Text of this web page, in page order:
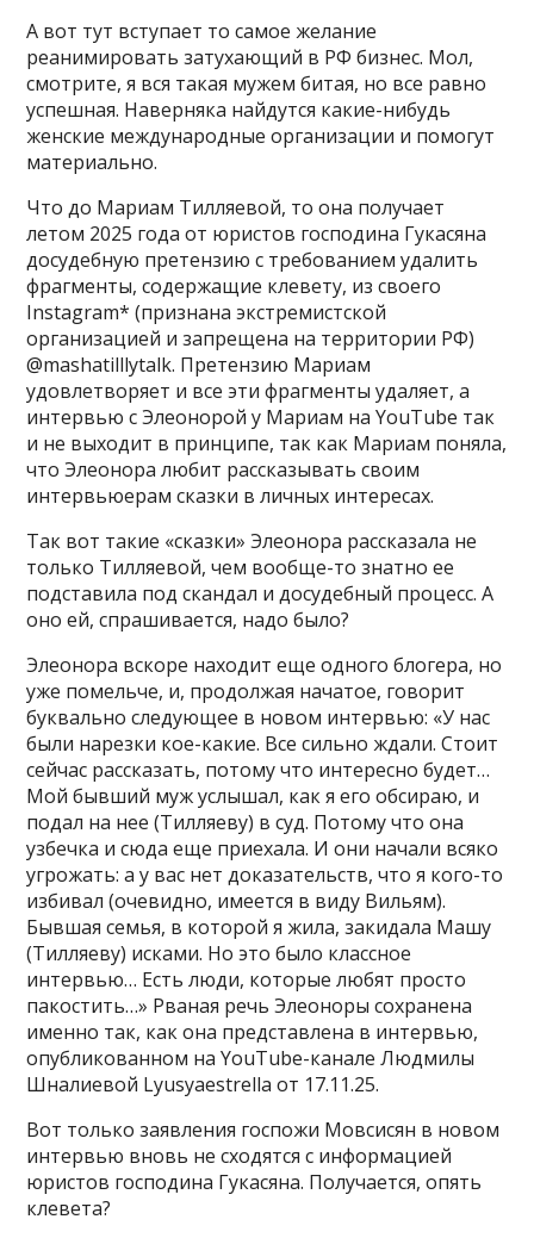
А вот тут вступает то самое желание
реанимировать затухающий в РФ бизнес. Мол,
смотрите, я вся такая мужем битая, но все равно
успешная. Наверняка найдутся какие-нибудь
женские международные организации и помогут
материально.
Что до Мариам Тилляевой, то она получает
летом 2025 года от юристов господина Гукасяна
досудебную претензию с требованием удалить
фрагменты, содержащие клевету, из своего
Instagram* (признана экстремистской
организацией и запрещена на территории РФ)
@mashatilllytalk. Претензию Мариам
удовлетворяет и все эти фрагменты удаляет, а
интервью с Элеонорой у Мариам на YouTube так
и не выходит в принципе, так как Мариам поняла,
что Элеонора любит рассказывать своим
интервьюерам сказки в личных интересах.
Так вот такие «сказки» Элеонора рассказала не
только Тилляевой, чем вообще-то знатно ее
подставила под скандал и досудебный процесс. А
оно ей, спрашивается, надо было?
Элеонора вскоре находит еще одного блогера, но
уже помельче, и, продолжая начатое, говорит
буквально следующее в новом интервью: «У нас
были нарезки кое-какие. Все сильно ждали. Стоит
сейчас рассказать, потому что интересно будет…
Мой бывший муж услышал, как я его обсираю, и
подал на нее (Тилляеву) в суд. Потому что она
узбечка и сюда еще приехала. И они начали всяко
угрожать: а у вас нет доказательств, что я кого-то
избивал (очевидно, имеется в виду Вильям).
Бывшая семья, в которой я жила, закидала Машу
(Тилляеву) исками. Но это было классное
интервью… Есть люди, которые любят просто
пакостить…» Рваная речь Элеоноры сохранена
именно так, как она представлена в интервью,
опубликованном на YouTube-канале Людмилы
Шналиевой Lyusyaestrella от 17.11.25.
Вот только заявления госпожи Мовсисян в новом
интервью вновь не сходятся с информацией
юристов господина Гукасяна. Получается, опять
клевета?